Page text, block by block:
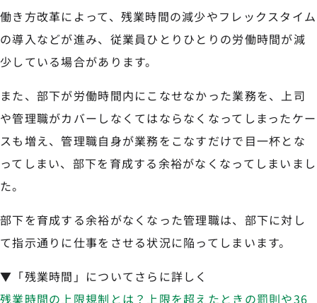
働き方改革によって、残業時間の減少やフレックスタイム
の導入などが進み、従業員ひとりひとりの労働時間が減
少している場合があります。
また、部下が労働時間内にこなせなかった業務を、上司
や管理職がカバーしなくてはならなくなってしまったケー
スも増え、管理職自身が業務をこなすだけで目一杯とな
ってしまい、部下を育成する余裕がなくなってしまいまし
た。
部下を育成する余裕がなくなった管理職は、部下に対し
て指示通りに仕事をさせる状況に陥ってしまいます。
▼「残業時間」についてさらに詳しく
残業時間の上限規制とは？上限を超えたときの罰則や36